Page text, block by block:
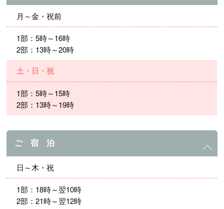
月～金・祝前
1部：5時～16時
2部：13時～20時
土・日・祝
1部：5時～15時
2部：13時～19時
ご 宿 泊
日～木・祝
1部：18時～翌10時
2部：21時～翌12時